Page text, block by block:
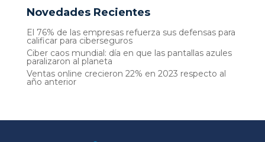
Novedades Recientes
El 76% de las empresas refuerza sus defensas para
calificar para ciberseguros
Ciber caos mundial: día en que las pantallas azules
paralizaron al planeta
Ventas online crecieron 22% en 2023 respecto al
año anterior